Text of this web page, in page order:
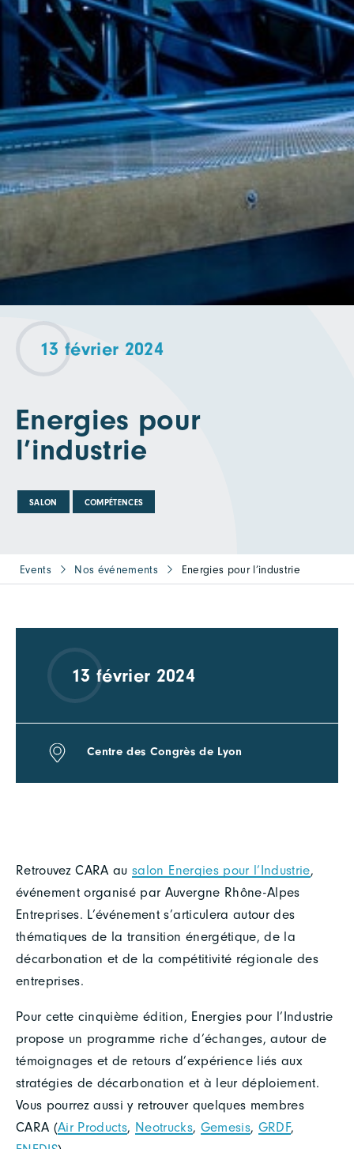
13 février 2024
Energies pour
l’industrie
SALON COMPÉTENCES
Events Nos événements Energies pour l’industrie
Retrouvez CARA ausalon Energies pour l’Industrie,
événement organisé par Auvergne Rhône-Alpes
Entreprises. L’événement s’articulera autour des
thématiques de la transition énergétique, de la
décarbonation et de la compétitivité régionale des
entreprises.
Pour cette cinquième édition, Energies pour l’Industrie
propose un programme riche d’échanges, autour de
témoignages et de retours d’expérience liés aux
stratégies de décarbonation et à leur déploiement.
Vous pourrez aussi y retrouver quelques membres
CARA (Air Products, Neotrucks, Gemesis, GRDF,
13 février 2024
Centre des Congrès de Lyon